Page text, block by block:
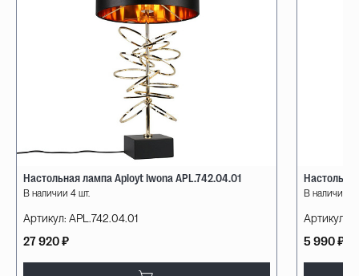
Настольная лампа Aployt Iwona APL.742.04.01
В наличии 4 шт.
Артикул: APL.742.04.01
27 920 ₽
В наличии
Артикул:
5 990 ₽